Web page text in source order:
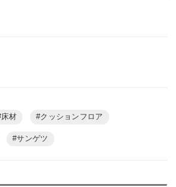
床材 クッションフロア
サンゲツ